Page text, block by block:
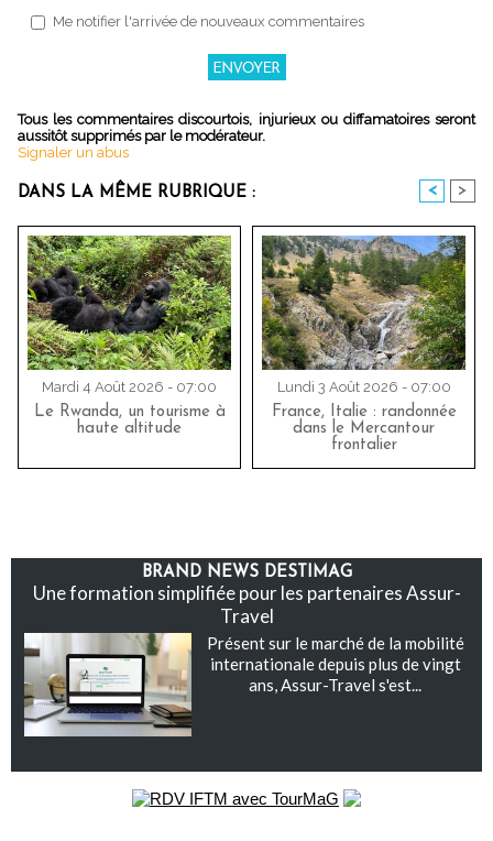
Me notifier l'arrivée de nouveaux commentaires
Tous les commentaires discourtois, injurieux ou diffamatoires seront
aussitôt supprimés par le modérateur.
Signaler un abus
DANS LA MÊME RUBRIQUE : < >
Mardi 4 Août 2026 - 07:00
Le Rwanda, un tourisme à
haute altitude
Lundi 3 Août 2026 - 07:00
France, Italie : randonnée
dans le Mercantour
frontalier
BRAND NEWS DESTIMAG
Une formation simplifiée pour les partenaires Assur-
Travel
Présent sur le marché de la mobilité
internationale depuis plus de vingt
ans, Assur-Travel s'est...